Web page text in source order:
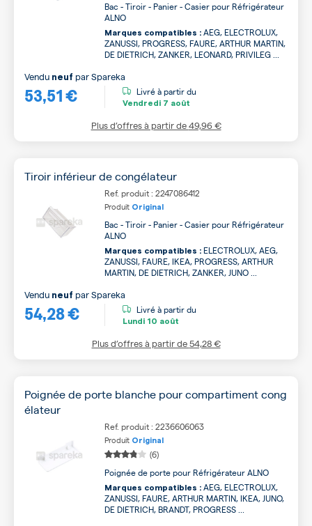
Bac - Tiroir - Panier - Casier pour Réfrigérateur
ALNO
Marques compatibles : AEG, ELECTROLUX,
ZANUSSI, PROGRESS, FAURE, ARTHUR MARTIN,
DE DIETRICH, ZANKER, LEONARD, PRIVILEG ...
53,51 €
Vendu neuf parSpareka
Livré à partir du
Vendredi 7 août
Plus d’offres à partir de49,96 €
Tiroir inférieur de congélateur
Ref. produit : 2247086412
Produit Original
Bac - Tiroir - Panier - Casier pour Réfrigérateur
ALNO
Marques compatibles : ELECTROLUX, AEG,
ZANUSSI, FAURE, IKEA, PROGRESS, ARTHUR
MARTIN, DE DIETRICH, ZANKER, JUNO ...
54,28 €
Vendu neuf parSpareka
Livré à partir du
Lundi 10 août
Plus d’offres à partir de54,28 €
Poignée de porte blanche pour compartiment cong
élateur
Ref. produit : 2236606063
Produit Original
(6)
Poignée de porte pour Réfrigérateur ALNO
Marques compatibles : AEG, ELECTROLUX,
ZANUSSI, FAURE, ARTHUR MARTIN, IKEA, JUNO,
DE DIETRICH, BRANDT, PROGRESS ...